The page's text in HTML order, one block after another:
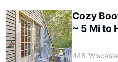
Cozy
~ 5 Mi to
448